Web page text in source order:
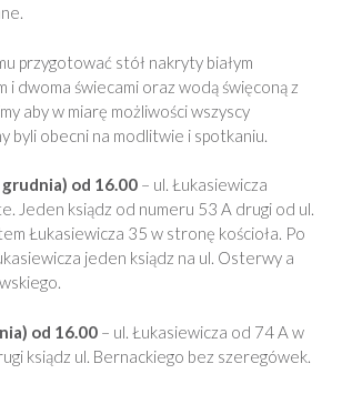
przygotować stół nakryty białym
i dwoma świecami oraz wodą święconą z
aby w miarę możliwości wszyscy
byli obecni na modlitwie i spotkaniu.
od 16.00 – ul. Łukasiewicza
Jeden ksiądz od numeru 53 A drugi od ul.
Łukasiewicza 35 w stronę kościoła. Po
jeden ksiądz na ul. Osterwy a
od 16.00 – ul. Łukasiewicza od 74 A w
ksiądz ul. Bernackiego bez szeregówek.